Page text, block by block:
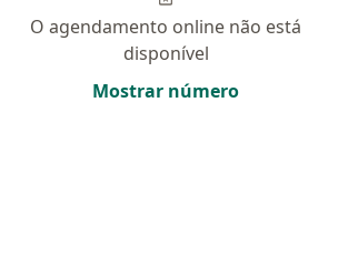
O agendamento online não está
disponível
Mostrar número